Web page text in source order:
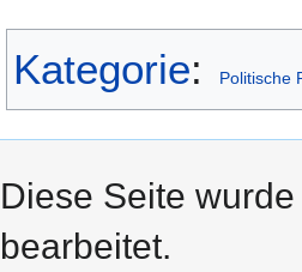
Kategorie: Politische
Diese Seite
bearbeitet.